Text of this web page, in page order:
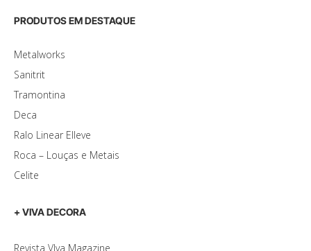
PRODUTOS EM DESTAQUE
Metalworks
Sanitrit
Tramontina
Deca
Ralo Linear Elleve
Roca – Louças e Metais
Celite
+ VIVA DECORA
Revista VIva Magazine